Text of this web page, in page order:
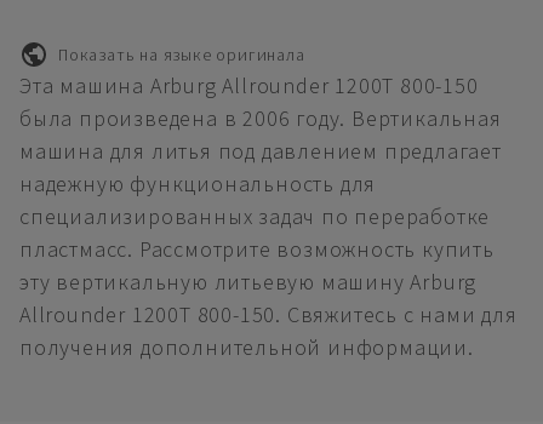
Показать на языке оригинала
Эта машина Arburg Allrounder 1200T 800-150
была произведена в 2006 году. Вертикальная
машина для литья под давлением предлагает
надежную функциональность для
специализированных задач по переработке
пластмасс. Рассмотрите возможность купить
эту вертикальную литьевую машину Arburg
Allrounder 1200T 800-150. Свяжитесь с нами для
получения дополнительной информации.